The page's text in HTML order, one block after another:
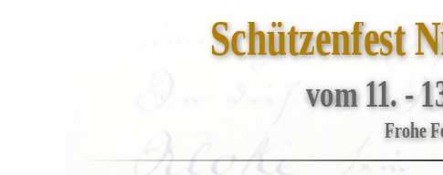
Veranstaltungen
Schützenfest
vom 11. -
Frohe